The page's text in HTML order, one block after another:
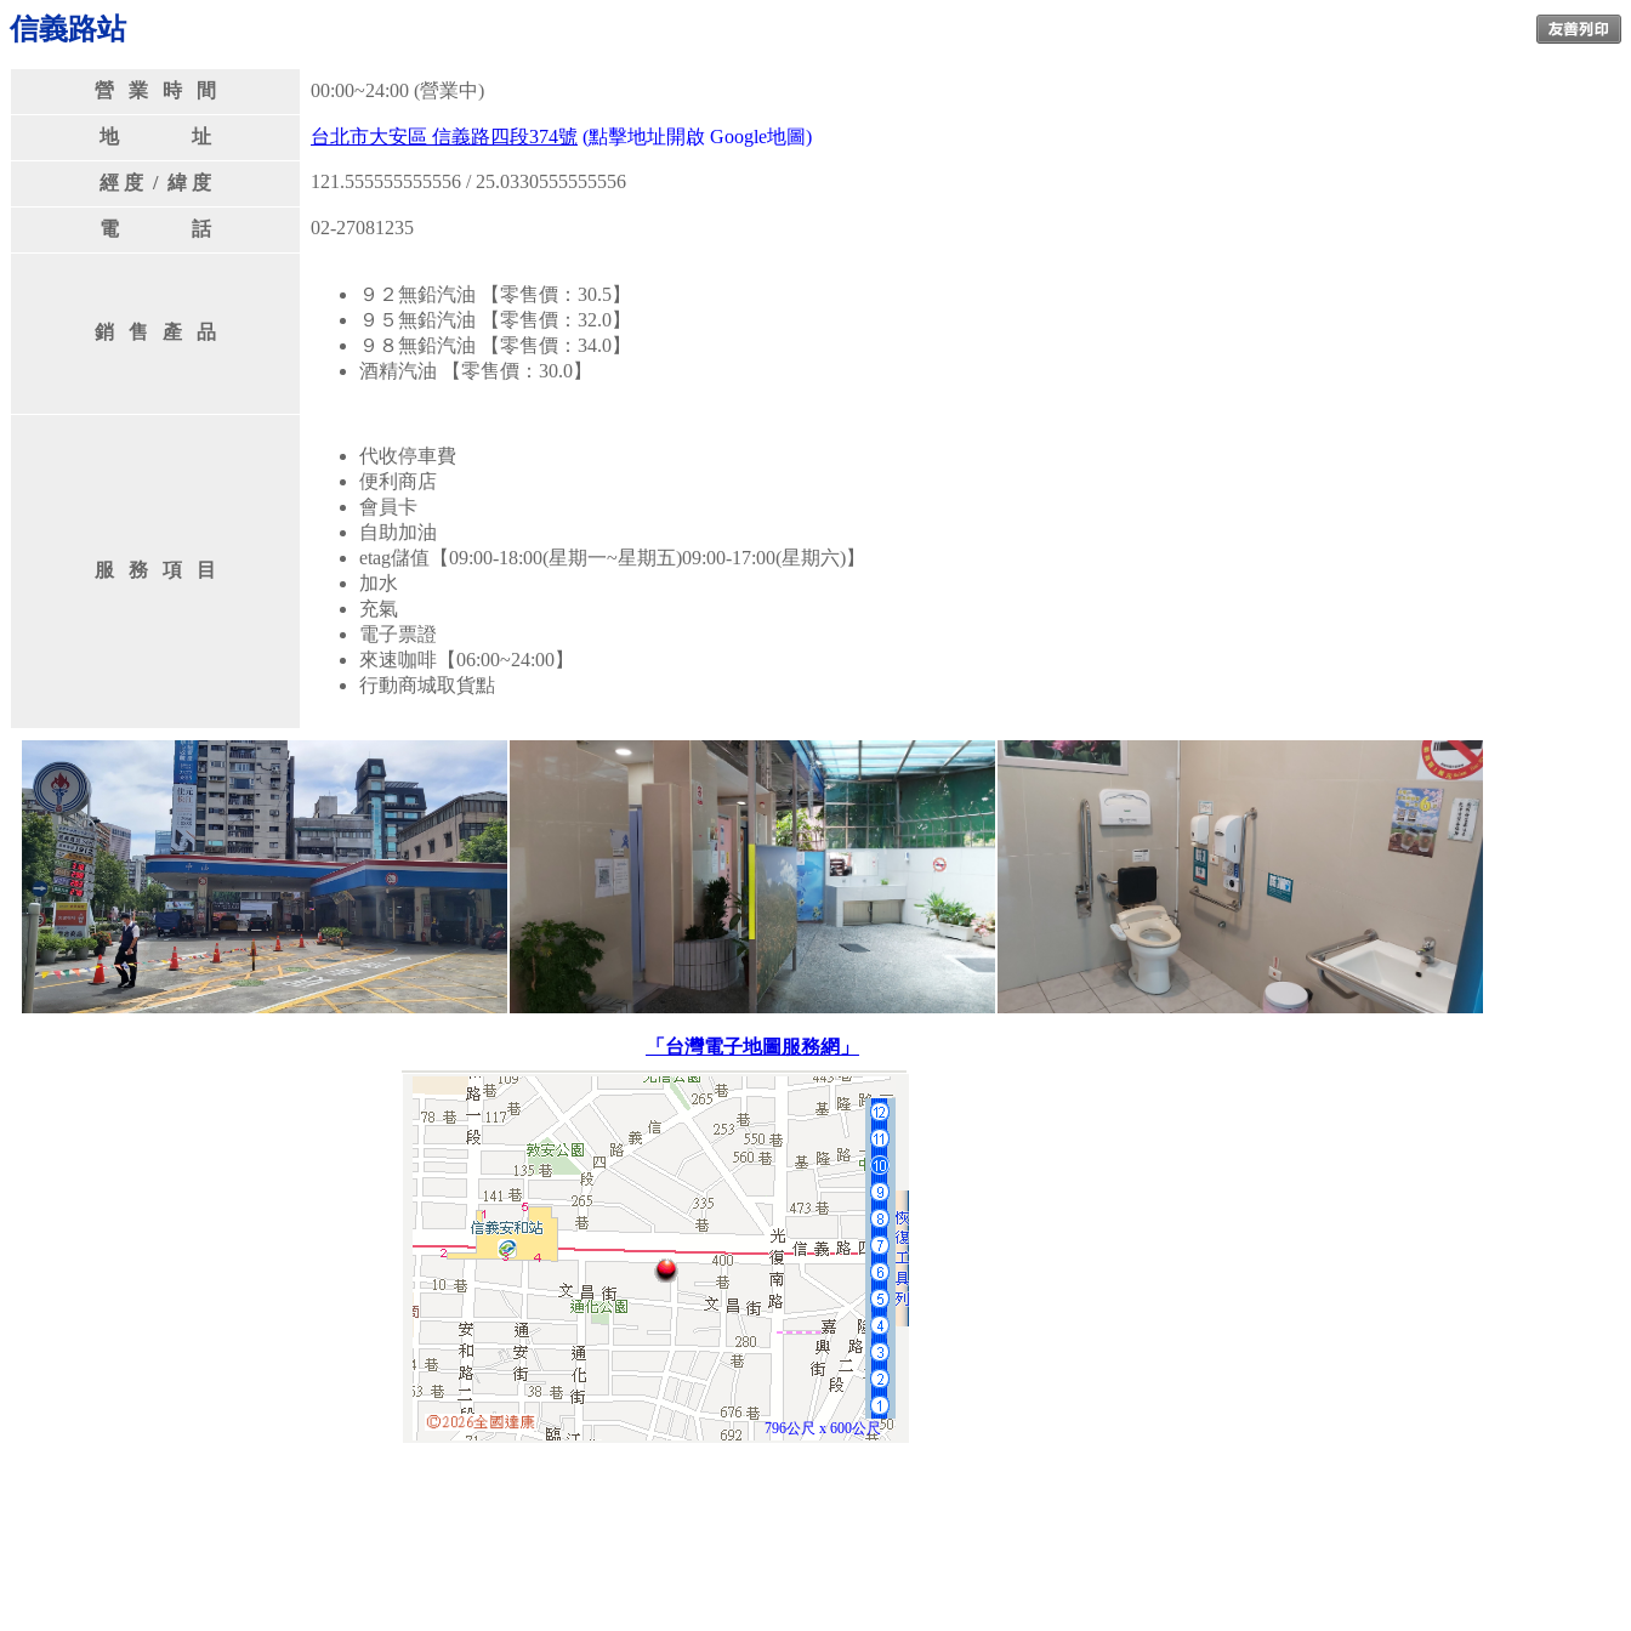
信義路站
營 業 時 間 00:00~24:00 (營業中)
地 址 台北市大安區 信義路四段374號 (點擊地址開啟 Google地圖)
經 度 / 緯 度 121.555555555556 / 25.0330555555556
電 話 02-27081235
銷 售 產 品
９２無鉛汽油 【零售價：30.5】
９５無鉛汽油 【零售價：32.0】
９８無鉛汽油 【零售價：34.0】
酒精汽油 【零售價：30.0】
服 務 項 目
代收停車費
便利商店
會員卡
自助加油
etag儲值【09:00-18:00(星期一~星期五)09:00-17:00(星期六)】
加水
充氣
電子票證
來速咖啡【06:00~24:00】
行動商城取貨點
「台灣電子地圖服務網」